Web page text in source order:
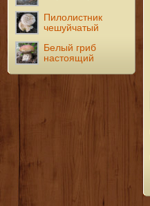
Пилолистник
чешуйчатый
Белый гриб
настоящий